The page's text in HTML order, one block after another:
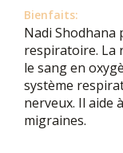
Bienfaits:
Nadi Shodhana
respiratoire. La
le sang en
système
nerveux. Il aide
migraines.